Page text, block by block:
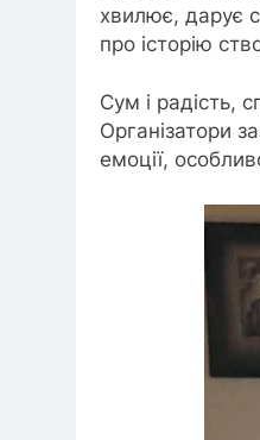
хвилює, дарує
про історію
Сум і радість,
Організатори
емоції,